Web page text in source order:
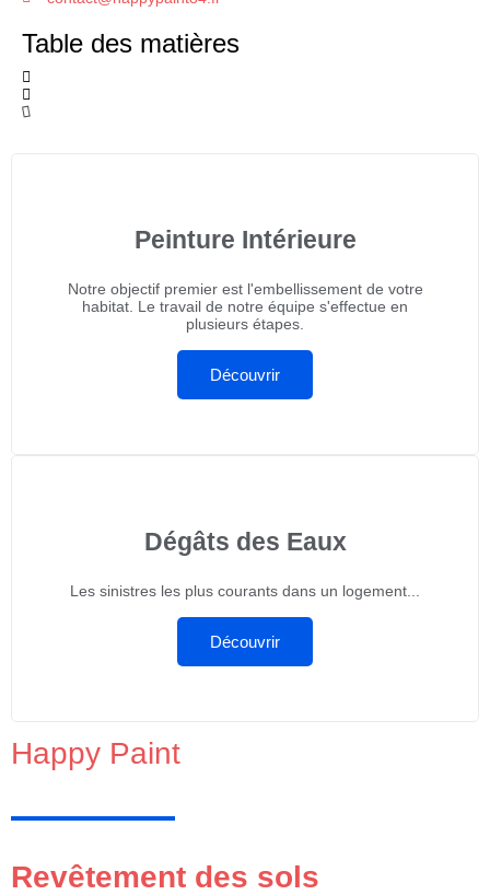
Table des matières
Peinture Intérieure
Notre objectif premier est l'embellissement de votre
habitat. Le travail de notre équipe s'effectue en
plusieurs étapes.
Découvrir
Dégâts des Eaux
Les sinistres les plus courants dans un logement...
Découvrir
Happy Paint
Revêtement des sols